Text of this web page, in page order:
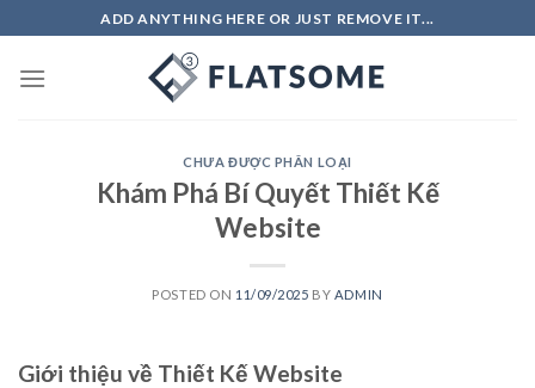
to
content
ADD ANYTHING HERE OR JUST REMOVE IT...
CHƯA ĐƯỢC PHÂN LOẠI
Khám Phá Bí Quyết Thiết Kế
Website
POSTED ON 11/09/2025 BY ADMIN
Giới thiệu về Thiết Kế Website